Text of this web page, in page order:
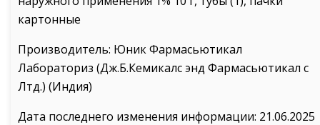
картонные
Производитель: Юник Фармасьютикал
Лабораториз (Дж.Б.Кемикалс энд Фармасьютикал с
Лтд.) (Индия)
Дата последнего изменения информации: 21.06.2025